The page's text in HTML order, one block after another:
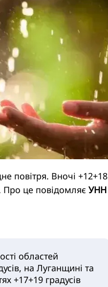
повітря. Вночі +12+18
Про це повідомляє УНН
областей
на Луганщині та
+17+19 градусів